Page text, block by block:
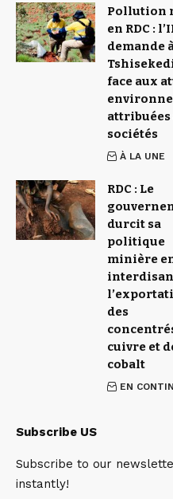
Pollution
en RDC :
demande
face aux
sociétés
À LA UNE
RDC : Le
durcit sa
politique
minière
des
cuivre et
cobalt
EN
Subscribe US
Subscribe to our
instantly!